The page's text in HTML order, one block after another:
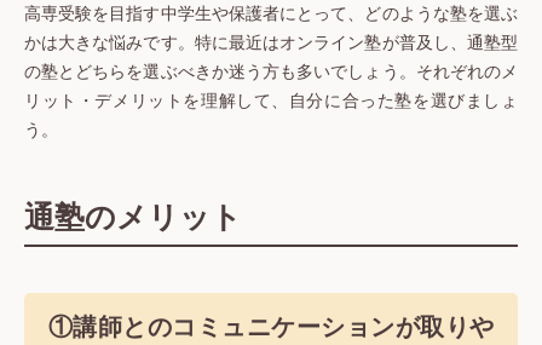
高専受験を目指す中学生や保護者にとって、どのような塾を選ぶ
かは大きな悩みです。特に最近はオンライン塾が普及し、通塾型
の塾とどちらを選ぶべきか迷う方も多いでしょう。それぞれのメ
リット・デメリットを理解して、自分に合った塾を選びましょ
う。
通塾のメリット
①講師とのコミュニケーションが取りや